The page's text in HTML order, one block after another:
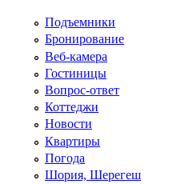
Перейти к основному содержанию
Подъемники
Бронирование
Веб-камера
Гостиницы
Вопрос-ответ
Коттеджи
Новости
Квартиры
Погода
Шория, Шерегеш